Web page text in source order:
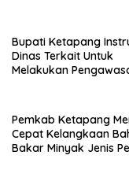
Baik
Bupati Ketapang
Dinas Terkait Untuk
Melakukan
Pemkab Ketapang
Cepat Kelangkaan
Bakar Minyak Jenis